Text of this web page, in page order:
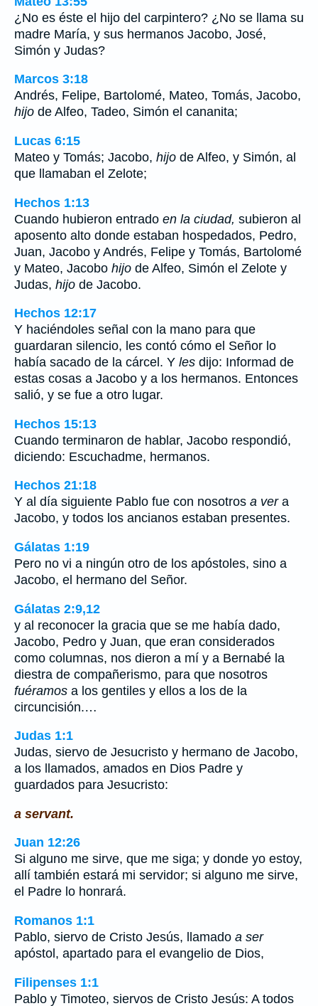
¿No es éste el hijo del carpintero? ¿No se llama su
madre María, y sus hermanos Jacobo, José,
Simón y Judas?
Marcos 3:18
Andrés, Felipe, Bartolomé, Mateo, Tomás, Jacobo,
hijo de Alfeo, Tadeo, Simón el cananita;
Lucas 6:15
Mateo y Tomás; Jacobo, hijo de Alfeo, y Simón, al
que llamaban el Zelote;
Hechos 1:13
Cuando hubieron entrado en la ciudad, subieron al
aposento alto donde estaban hospedados, Pedro,
Juan, Jacobo y Andrés, Felipe y Tomás, Bartolomé
y Mateo, Jacobo hijo de Alfeo, Simón el Zelote y
Judas, hijo de Jacobo.
Hechos 12:17
Y haciéndoles señal con la mano para que
guardaran silencio, les contó cómo el Señor lo
había sacado de la cárcel. Y les dijo: Informad de
estas cosas a Jacobo y a los hermanos. Entonces
salió, y se fue a otro lugar.
Hechos 15:13
Cuando terminaron de hablar, Jacobo respondió,
diciendo: Escuchadme, hermanos.
Hechos 21:18
Y al día siguiente Pablo fue con nosotros a vera
Jacobo, y todos los ancianos estaban presentes.
Gálatas 1:19
Pero no vi a ningún otro de los apóstoles, sino a
Jacobo, el hermano del Señor.
Gálatas 2:9,12
y al reconocer la gracia que se me había dado,
Jacobo, Pedro y Juan, que eran considerados
como columnas, nos dieron a mí y a Bernabé la
diestra de compañerismo, para que nosotros
fuéramos a los gentiles y ellos a los de la
circuncisión.…
Judas 1:1
Judas, siervo de Jesucristo y hermano de Jacobo,
a los llamados, amados en Dios Padre y
guardados para Jesucristo:
a servant.
Juan 12:26
Si alguno me sirve, que me siga; y donde yo estoy,
allí también estará mi servidor; si alguno me sirve,
el Padre lo honrará.
Romanos 1:1
Pablo, siervo de Cristo Jesús, llamado a ser
apóstol, apartado para el evangelio de Dios,
Filipenses 1:1
Pablo y Timoteo, siervos de Cristo Jesús: A todos